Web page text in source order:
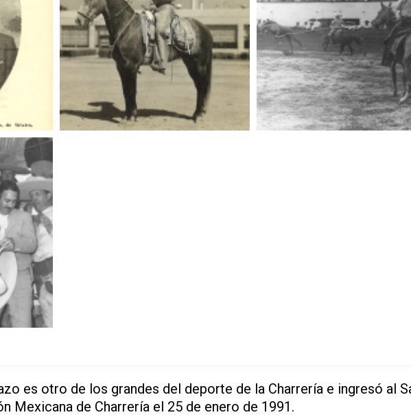
es otro de los grandes del deporte de la Charrería e ingresó al
Mexicana de Charrería el 25 de enero de 1991.